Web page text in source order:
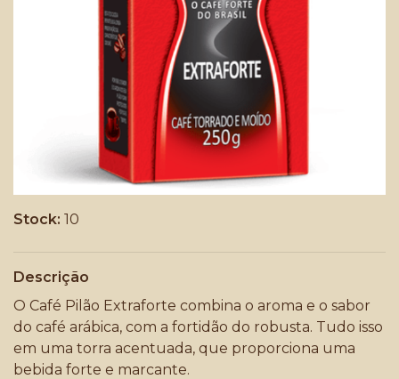
Stock: 10
Descrição
O Café Pilão Extraforte combina o aroma e o sabor
do café arábica, com a fortidão do robusta. Tudo isso
em uma torra acentuada, que proporciona uma
bebida forte e marcante.